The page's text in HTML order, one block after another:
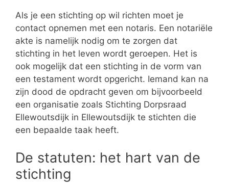
Als je een stichting op wil richten moet je
contact opnemen met een notaris. Een notariële
akte is namelijk nodig om te zorgen dat
stichting in het leven wordt geroepen. Het is
ook mogelijk dat een stichting in de vorm van
een testament wordt opgericht. Iemand kan na
zijn dood de opdracht geven om bijvoorbeeld
een organisatie zoals Stichting Dorpsraad
Ellewoutsdijk in Ellewoutsdijk te stichten die
een bepaalde taak heeft.
De statuten: het hart van de
stichting